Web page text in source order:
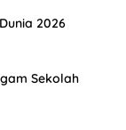
2026
Sekolah